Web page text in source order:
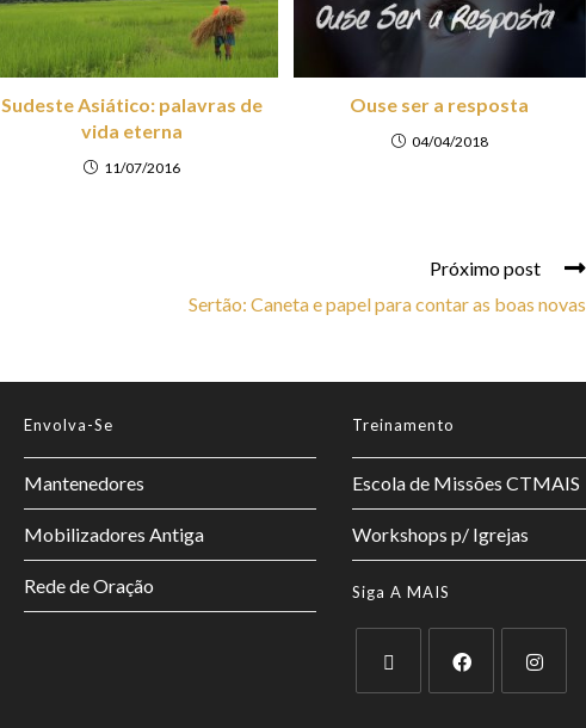
Sudeste Asiático: palavras de
vida eterna
11/07/2016
Ouse ser a resposta
04/04/2018
Próximo post
Sertão: Caneta e papel para contar as boas novas
Envolva-Se
Mantenedores
Mobilizadores Antiga
Rede de Oração
Treinamento
Escola de Missões CTMAIS
Workshops p/ Igrejas
Siga A MAIS